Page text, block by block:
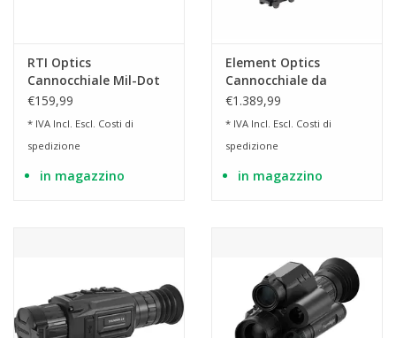
RTI Optics
Cannocchiale Mil-Dot
2,5-10 x 42 con laser
€159,99
* IVA Incl. Escl. Costi di
spedizione
in magazzino
Element Optics
Cannocchiale da
puntamento HYPR-7
€1.389,99
* IVA Incl. Escl. Costi di
spedizione
in magazzino